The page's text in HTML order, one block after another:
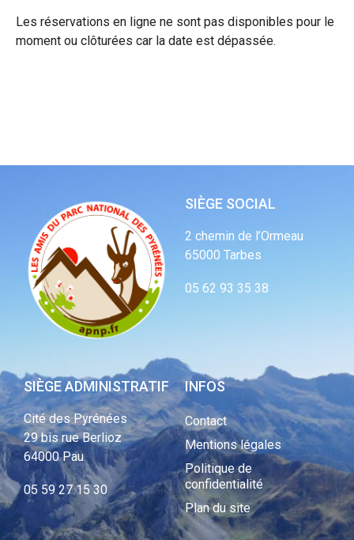
Les réservations en ligne ne sont pas disponibles pour le
moment ou clôturées car la date est dépassée.
SIÈGE SOCIAL
2 chemin de l’Ormeau
65000 Tarbes
05 62 93 35 38
SIÈGE ADMINISTRATIF
Cité des Pyrénées
29 bis rue Berlioz
64000 Pau
05 59 27 15 30
INFOS
Contact
Mentions légales
Politique de
confidentialité
Plan du site